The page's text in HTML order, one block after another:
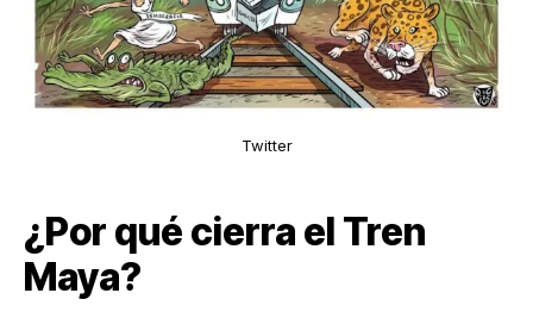
Twitter
¿Por qué cierra el Tren
Maya?